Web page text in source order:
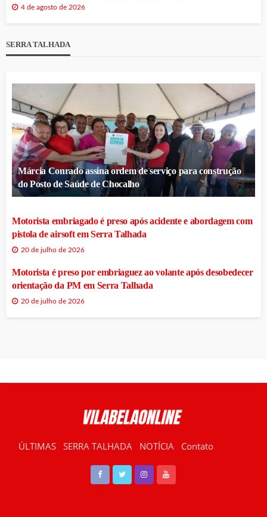
4 de agosto de 2026
SERRA TALHADA
Márcia Conrado assina ordem de serviço para construção
do Posto de Saúde de Chocalho
Motorista embriagado é preso após acidente e abordagem com
pistola de airsoft em Serra Talhada
20 de julho de 2026
Motorista é preso por embriaguez ao volante após desobedecer
orientação da PM em Serra Talhada
20 de julho de 2026
ÚLTIMAS SERRA TALHADA NOTÍCIA Contato